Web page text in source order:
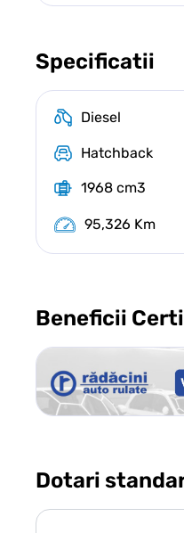
Specificatii
Diesel
Hatchback
1968 cm3
95,326 Km
Beneficii
Dotari